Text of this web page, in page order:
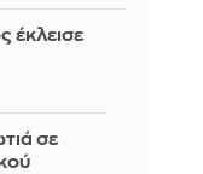
έκλεισε
σε